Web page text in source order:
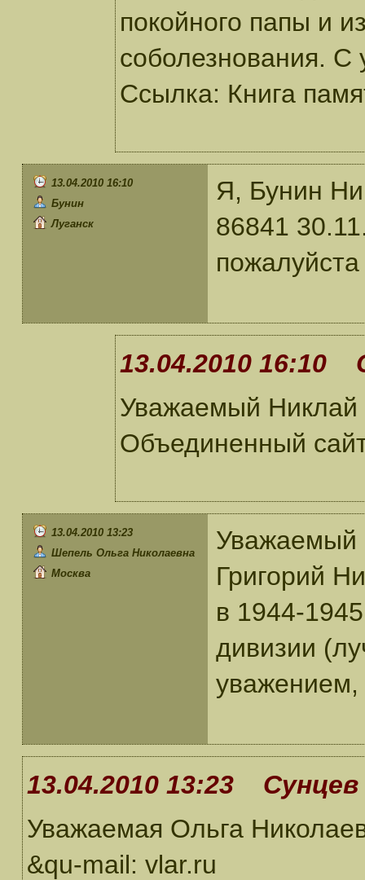
покойного папы и
соболезнования. С
Ссылка: Книга
13.04.2010 16:10
Бунин
Луганск
Я, Бунин
86841
пожалуйста
13.04.2010 16:10
Уважаемый Никлай
Объединенный
13.04.2010 13:23
Шепель Ольга Николаевна
Москва
Уважаемый
Григорий
в 1944-
дивизии
уважением,
13.04.2010 13:23
Уважаемая Ольга
&qu-mail: vlar.ru